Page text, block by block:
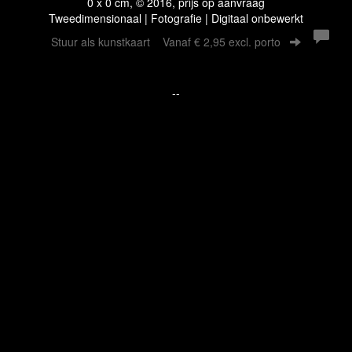
Tweedimensionaal | Fotografie | Digitaal onbewerkt
Stuur als kunstkaart Vanaf € 2,95 excl. porto
--